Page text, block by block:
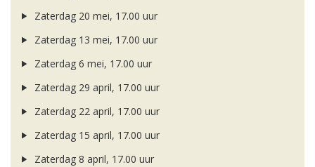
Zaterdag 20 mei, 17.00 uur
Zaterdag 13 mei, 17.00 uur
Zaterdag 6 mei, 17.00 uur
Zaterdag 29 april, 17.00 uur
Zaterdag 22 april, 17.00 uur
Zaterdag 15 april, 17.00 uur
Zaterdag 8 april, 17.00 uur